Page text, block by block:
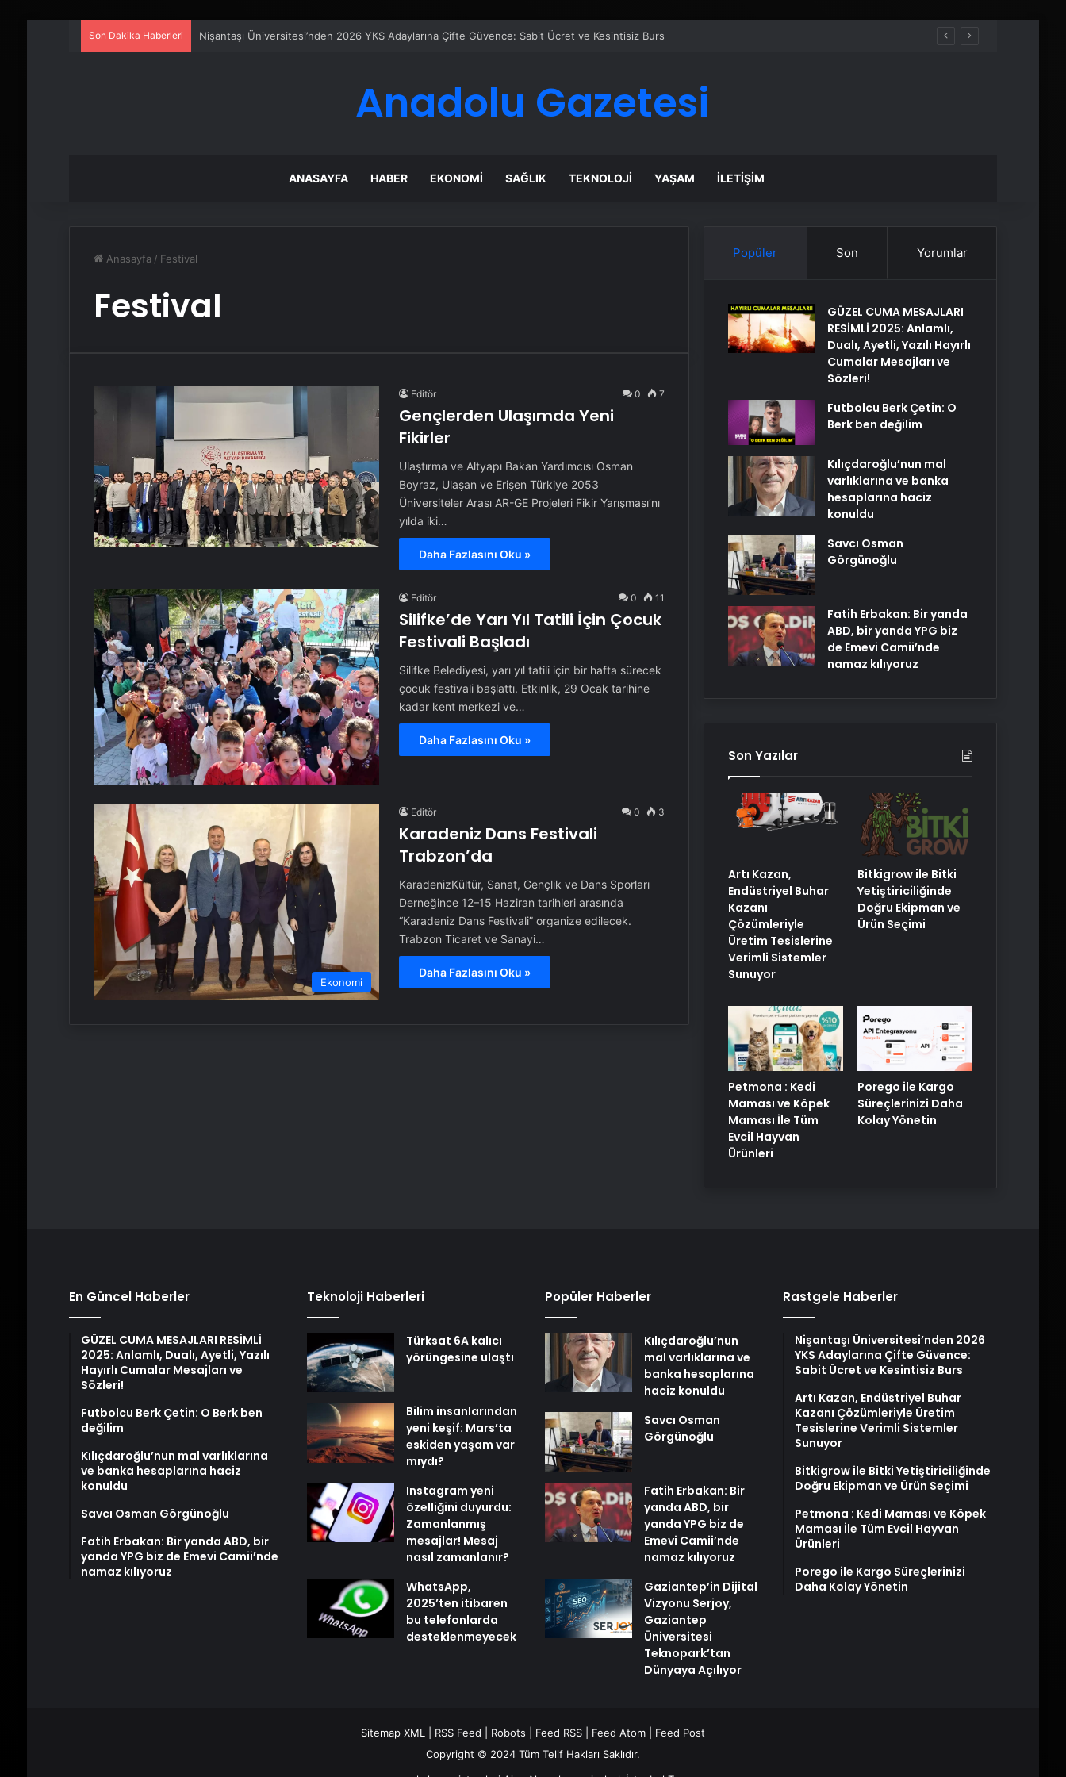
Son Dakika Haberleri Nişantaşı Üniversitesi’nden 2026 YKS Adaylarına Çifte Güvence: Sabit Ücret ve Kesintisiz Burs
Anadolu Gazetesi
ANASAYFA HABER EKONOMI SAĞLIK TEKNOLOJI YAŞAM İLETIŞIM
Anasayfa / Festival
Festival
Editör 0 7
Gençlerden Ulaşımda Yeni
Fikirler
Ulaştırma ve Altyapı Bakan Yardımcısı Osman
Boyraz, Ulaşan ve Erişen Türkiye 2053
Üniversiteler Arası AR-GE Projeleri Fikir Yarışması’nı
yılda iki…
Daha Fazlasını Oku »
Editör 0 11
Silifke’de Yarı Yıl Tatili İçin Çocuk
Festivali Başladı
Silifke Belediyesi, yarı yıl tatili için bir hafta sürecek
çocuk festivali başlattı. Etkinlik, 29 Ocak tarihine
kadar kent merkezi ve…
Daha Fazlasını Oku »
Ekonomi
Editör 0 3
Karadeniz Dans Festivali
Trabzon’da
KaradenizKültür, Sanat, Gençlik ve Dans Sporları
Derneğince 12–15 Haziran tarihleri arasında
“Karadeniz Dans Festivali” organize edilecek.
Trabzon Ticaret ve Sanayi…
Daha Fazlasını Oku »
Popüler Son Yorumlar
GÜZEL CUMA MESAJLARI
RESİMLİ 2025: Anlamlı,
Dualı, Ayetli, Yazılı Hayırlı
Cumalar Mesajları ve
Sözleri!
Futbolcu Berk Çetin: O
Berk ben değilim
Kılıçdaroğlu’nun mal
varlıklarına ve banka
hesaplarına haciz
konuldu
Savcı Osman
Görgünoğlu
Fatih Erbakan: Bir yanda
ABD, bir yanda YPG biz
de Emevi Camii’nde
namaz kılıyoruz
Son Yazılar
Artı Kazan,
Endüstriyel Buhar
Kazanı
Çözümleriyle
Üretim Tesislerine
Verimli Sistemler
Sunuyor
Bitkigrow ile Bitki
Yetiştiriciliğinde
Doğru Ekipman ve
Ürün Seçimi
Petmona : Kedi
Maması ve Köpek
Maması İle Tüm
Evcil Hayvan
Ürünleri
Porego ile Kargo
Süreçlerinizi Daha
Kolay Yönetin
En Güncel Haberler
GÜZEL CUMA MESAJLARI RESİMLİ
2025: Anlamlı, Dualı, Ayetli, Yazılı
Hayırlı Cumalar Mesajları ve
Sözleri!
Futbolcu Berk Çetin: O Berk ben
değilim
Kılıçdaroğlu’nun mal varlıklarına
ve banka hesaplarına haciz
konuldu
Savcı Osman Görgünoğlu
Fatih Erbakan: Bir yanda ABD, bir
yanda YPG biz de Emevi Camii’nde
namaz kılıyoruz
Teknoloji Haberleri
Türksat 6A kalıcı
yörüngesine ulaştı
Bilim insanlarından
yeni keşif: Mars’ta
eskiden yaşam var
mıydı?
Instagram yeni
özelliğini duyurdu:
Zamanlanmış
mesajlar! Mesaj
nasıl zamanlanır?
WhatsApp,
2025’ten itibaren
bu telefonlarda
desteklenmeyecek
Popüler Haberler
Kılıçdaroğlu’nun
mal varlıklarına ve
banka hesaplarına
haciz konuldu
Savcı Osman
Görgünoğlu
Fatih Erbakan: Bir
yanda ABD, bir
yanda YPG biz de
Emevi Camii’nde
namaz kılıyoruz
Gaziantep’in Dijital
Vizyonu Serjoy,
Gaziantep
Üniversitesi
Teknopark’tan
Dünyaya Açılıyor
Rastgele Haberler
Nişantaşı Üniversitesi’nden 2026
YKS Adaylarına Çifte Güvence:
Sabit Ücret ve Kesintisiz Burs
Artı Kazan, Endüstriyel Buhar
Kazanı Çözümleriyle Üretim
Tesislerine Verimli Sistemler
Sunuyor
Bitkigrow ile Bitki Yetiştiriciliğinde
Doğru Ekipman ve Ürün Seçimi
Petmona : Kedi Maması ve Köpek
Maması İle Tüm Evcil Hayvan
Ürünleri
Porego ile Kargo Süreçlerinizi
Daha Kolay Yönetin
Sitemap XML RSS Feed Robots Feed RSS| Feed Atom| Feed Post
Copyright © 2024 Tüm Telif Hakları Saklıdır.